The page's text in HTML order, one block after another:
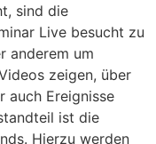
sind die
Live besucht zu
anderem um
zeigen, über
auch Ereignisse
ist die
Hierzu werden